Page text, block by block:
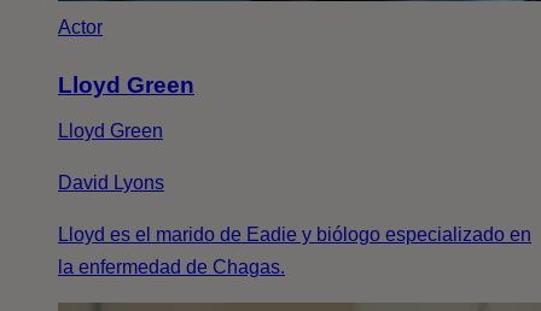
Actor
Lloyd Green
Lloyd Green
David Lyons
Lloyd es el marido de Eadie y biólogo especializado en
la enfermedad de Chagas.